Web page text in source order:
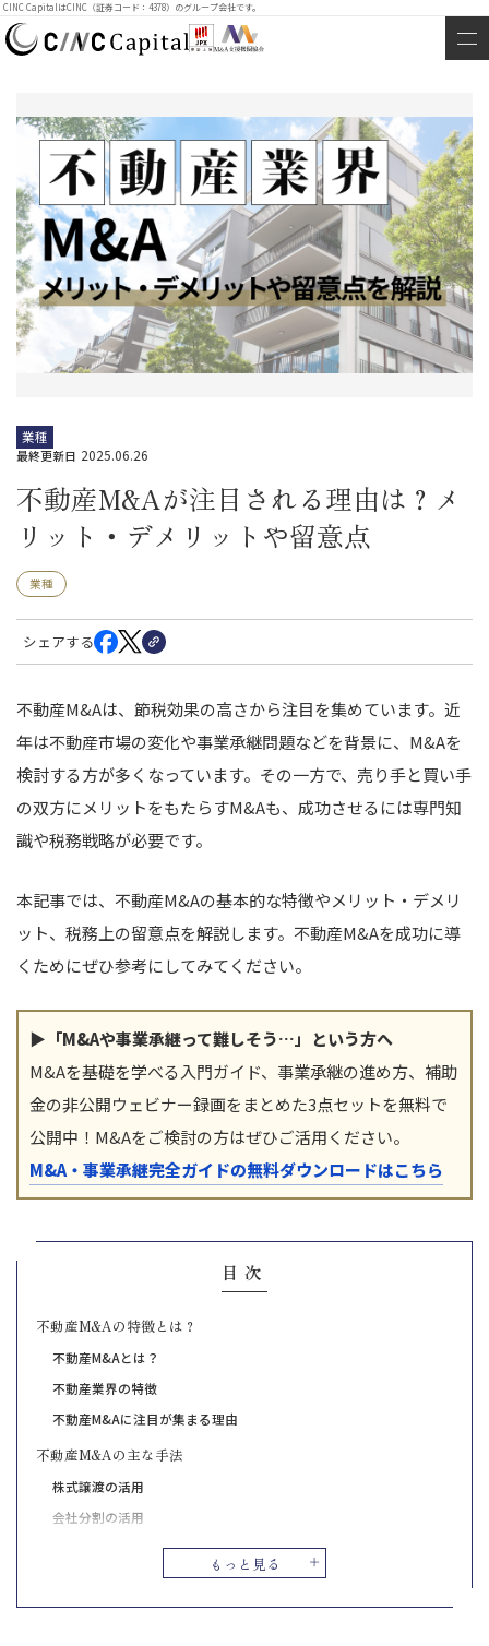
CINC CapitalはCINC（証券コード：4378）のグループ会社です。
業種
最終更新日 2025.06.26
不動産M&Aが注目される理由は？メ
リット・デメリットや留意点
業種
シェアする
不動産M&Aは、節税効果の高さから注目を集めています。近
年は不動産市場の変化や事業承継問題などを背景に、M&Aを
検討する方が多くなっています。その一方で、売り手と買い手
の双方にメリットをもたらすM&Aも、成功させるには専門知
識や税務戦略が必要です。
本記事では、不動産M&Aの基本的な特徴やメリット・デメリ
ット、税務上の留意点を解説します。不動産M&Aを成功に導
くためにぜひ参考にしてみてください。
▶「M&Aや事業承継って難しそう…」という方へ
M&Aを基礎を学べる入門ガイド、事業承継の進め方、補助
金の非公開ウェビナー録画をまとめた3点セットを無料で
公開中！M&Aをご検討の方はぜひご活用ください。
M&A・事業承継完全ガイドの無料ダウンロードはこちら
目次
もっと見る
不動産M&Aの特徴とは？
不動産M&Aとは？
不動産業界の特徴
不動産M&Aに注目が集まる理由
不動産M&Aの主な手法
株式譲渡の活用
会社分割の活用
不動産M&Aと不動産売買はどちらが有利？